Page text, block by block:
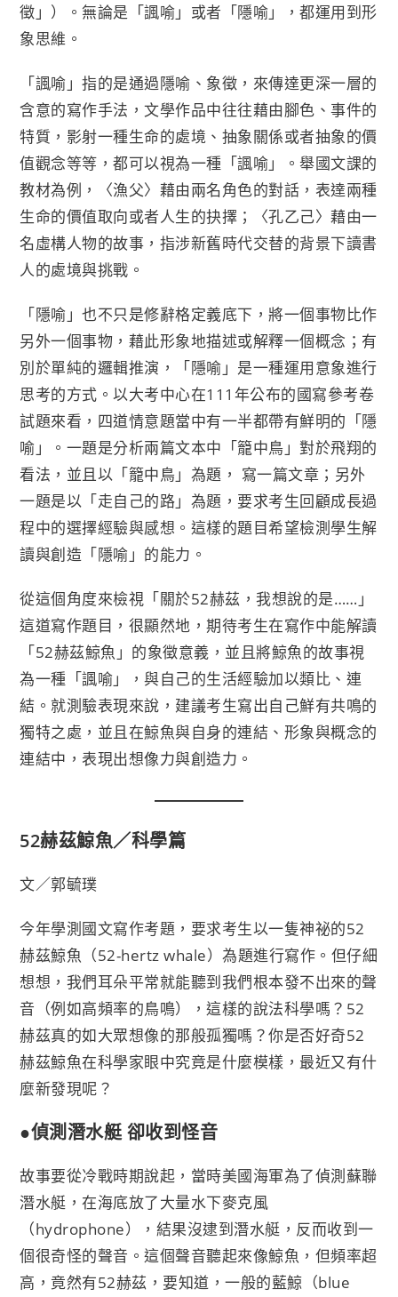
徵」）。無論是「諷喻」或者「隱喻」，都運用到形
象思維。
「諷喻」指的是通過隱喻、象徵，來傳達更深一層的
含意的寫作手法，文學作品中往往藉由腳色、事件的
特質，影射一種生命的處境、抽象關係或者抽象的價
值觀念等等，都可以視為一種「諷喻」。舉國文課的
教材為例，〈漁父〉藉由兩名角色的對話，表達兩種
生命的價值取向或者人生的抉擇；〈孔乙己〉藉由一
名虛構人物的故事，指涉新舊時代交替的背景下讀書
人的處境與挑戰。
「隱喻」也不只是修辭格定義底下，將一個事物比作
另外一個事物，藉此形象地描述或解釋一個概念；有
別於單純的邏輯推演，「隱喻」是一種運用意象進行
思考的方式。以大考中心在111年公布的國寫參考卷
試題來看，四道情意題當中有一半都帶有鮮明的「隱
喻」。一題是分析兩篇文本中「籠中鳥」對於飛翔的
看法，並且以「籠中鳥」為題， 寫一篇文章；另外
一題是以「走自己的路」為題，要求考生回顧成長過
程中的選擇經驗與感想。這樣的題目希望檢測學生解
讀與創造「隱喻」的能力。
從這個角度來檢視「關於52赫茲，我想說的是……」
這道寫作題目，很顯然地，期待考生在寫作中能解讀
「52赫茲鯨魚」的象徵意義，並且將鯨魚的故事視
為一種「諷喻」，與自己的生活經驗加以類比、連
結。就測驗表現來說，建議考生寫出自己鮮有共鳴的
獨特之處，並且在鯨魚與自身的連結、形象與概念的
連結中，表現出想像力與創造力。
52赫茲鯨魚／科學篇
文／郭毓璞
今年學測國文寫作考題，要求考生以一隻神祕的52
赫茲鯨魚（52-hertz whale）為題進行寫作。但仔細
想想，我們耳朵平常就能聽到我們根本發不出來的聲
音（例如高頻率的鳥鳴），這樣的說法科學嗎？52
赫茲真的如大眾想像的那般孤獨嗎？你是否好奇52
赫茲鯨魚在科學家眼中究竟是什麼模樣，最近又有什
麼新發現呢？
●偵測潛水艇 卻收到怪音
故事要從冷戰時期說起，當時美國海軍為了偵測蘇聯
潛水艇，在海底放了大量水下麥克風
（hydrophone），結果沒逮到潛水艇，反而收到一
個很奇怪的聲音。這個聲音聽起來像鯨魚，但頻率超
高，竟然有52赫茲，要知道，一般的藍鯨（blue